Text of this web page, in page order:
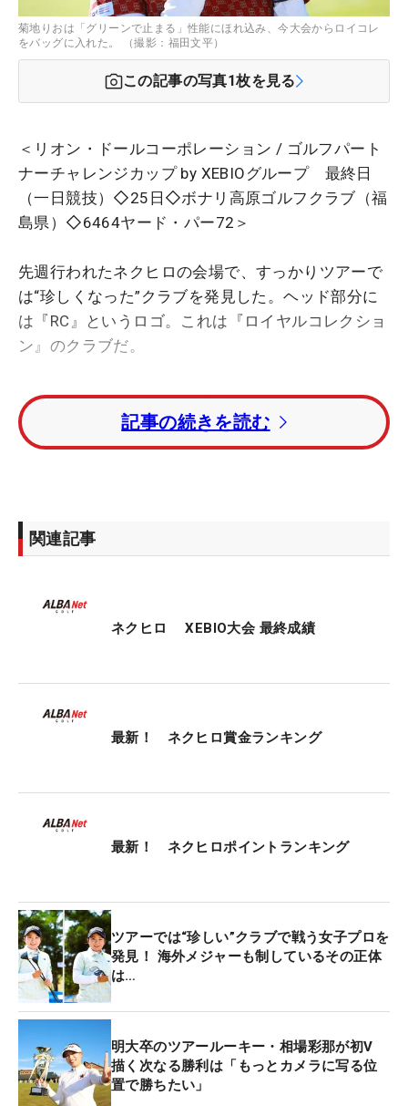
菊地りおは「グリーンで止まる」性能にほれ込み、今大会からロイコレ
をバッグに入れた。 （撮影：福田文平）
この記事の写真1枚を見る
＜リオン・ドールコーポレーション / ゴルフパート
ナーチャレンジカップ by XEBIOグループ 最終日
（一日競技）◇25日◇ボナリ高原ゴルフクラブ（福
島県）◇6464ヤード・パー72＞
先週行われたネクヒロの会場で、すっかりツアーで
は“珍しくなった”クラブを発見した。ヘッド部分に
は『RC』というロゴ。これは『ロイヤルコレクショ
ン』のクラブだ。
1992年に神戸で生まれた通称“ロイコレ”は、日本を
飛び出し、トッド・ハミルトン（米国）が2004年に
制した「全英オープン」など、海外メジャーでも勝
もいえる存在だ。
使用している…というわけではないから。では、な
ぜ、ロイコレを選択したのか？
RC-VT』の3、5番ウッドを投入。前半は優勝争いを
演じ、最終的に5位タイと今季初のトップ10フィニ
「球が上がり過ぎちゃって」と言い、飛距離ロスに
悩んでいたという。ただ、新兵器を手にすると、
「ロイヤルコレクションのウッドは風にも負けない
昨年も同じ会場で行われた今大会と比べても「飛ん
でくれるから短く感じて楽しかった」と、求める弾
道、そして飛距離アップをよろこぶ。393ヤードと
長めの12番パー4では3番ウッドで打った2打目がグ
リーンにオン。「狙ったところにまっすぐ飛んでく
れた」とパーオンに成功するなど投入初戦にして好
成績に貢献した。
記事の続きを読む
関連記事
ネクヒロ XEBIO大会 最終成績
最新！ ネクヒロ賞金ランキング
最新！ ネクヒロポイントランキング
ツアーでは“珍しい”クラブで戦う女子プロを
発見！ 海外メジャーも制しているその正体
は…
明大卒のツアールーキー・相場彩那が初V
描く次なる勝利は「もっとカメラに写る位
置で勝ちたい」